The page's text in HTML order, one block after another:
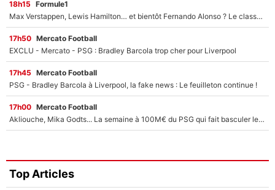
18h15 Formule1
Max Verstappen, Lewis Hamilton… et bientôt Fernando Alonso ? Le classement des pilotes les mieux payés en Formule 1 risque de changer !
17h50 Mercato Football
EXCLU - Mercato - PSG : Bradley Barcola trop cher pour Liverpool
17h45 Mercato Football
PSG - Bradley Barcola à Liverpool, la fake news : Le feuilleton continue !
17h00 Mercato Football
Akliouche, Mika Godts... La semaine à 100M€ du PSG qui fait basculer le mercato du PSG !
Top Articles